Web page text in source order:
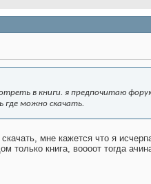
в книги. я предпочитаю
где можно скачать.
мне кажется что я
только книга, воооот тогда